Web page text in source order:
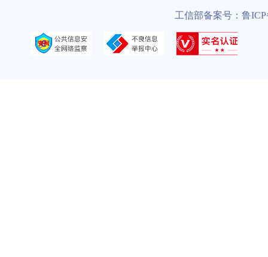
工信部备案号：鲁